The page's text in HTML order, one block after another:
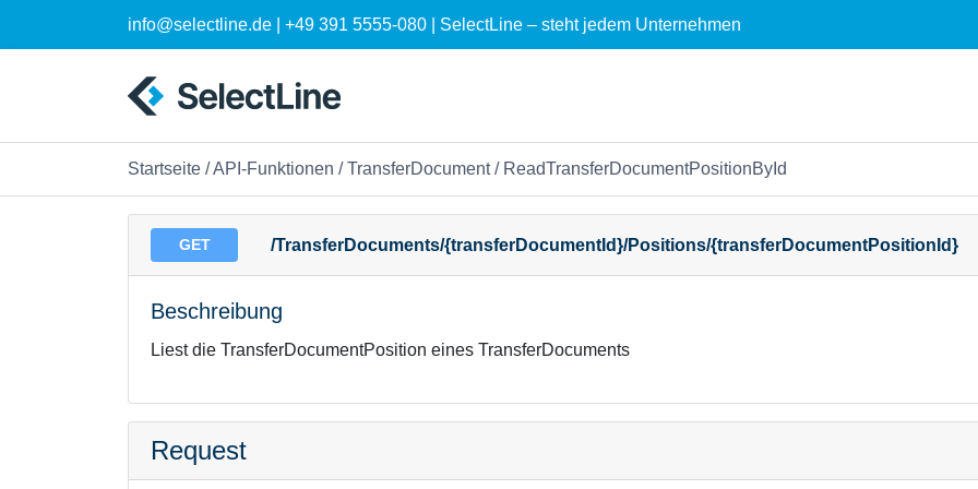
info@selectline.de | +49 391 5555-080 | SelectLine – steht jedem Unternehmen
Startseite /API-Funktionen /TransferDocument/ ReadTransferDocumentPositionById
GET /TransferDocuments/{transferDocumentId}/Positions/{transferDocumentPositionId}
Beschreibung
Liest die TransferDocumentPosition eines TransferDocuments
Request